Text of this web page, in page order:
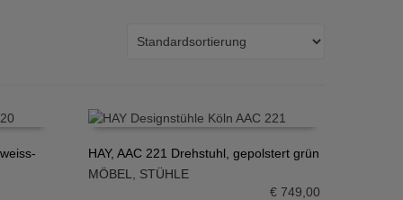
IN DEN WARENKORB
HAY, AAC 221 Drehstuhl, gepolstert grün
MÖBEL, STÜHLE
€ 749,00